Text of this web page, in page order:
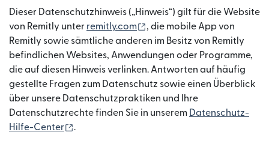
Dieser Datenschutzhinweis („Hinweis“) gilt für die Website
von Remitly unter remitly.com (wird in einem neuen
, die mobile App von
Remitly sowie sämtliche anderen im Besitz von Remitly
befindlichen Websites, Anwendungen oder Programme,
die auf diesen Hinweis verlinken. Antworten auf häufig
gestellte Fragen zum Datenschutz sowie einen Überblick
über unsere Datenschutzpraktiken und Ihre
Datenschutzrechte finden Sie in unserem Datenschutz-
Hilfe-Center
.